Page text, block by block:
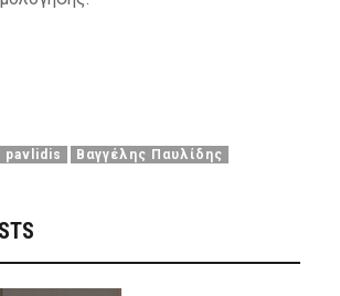
pavlidis Βαγγέλης Παυλίδης